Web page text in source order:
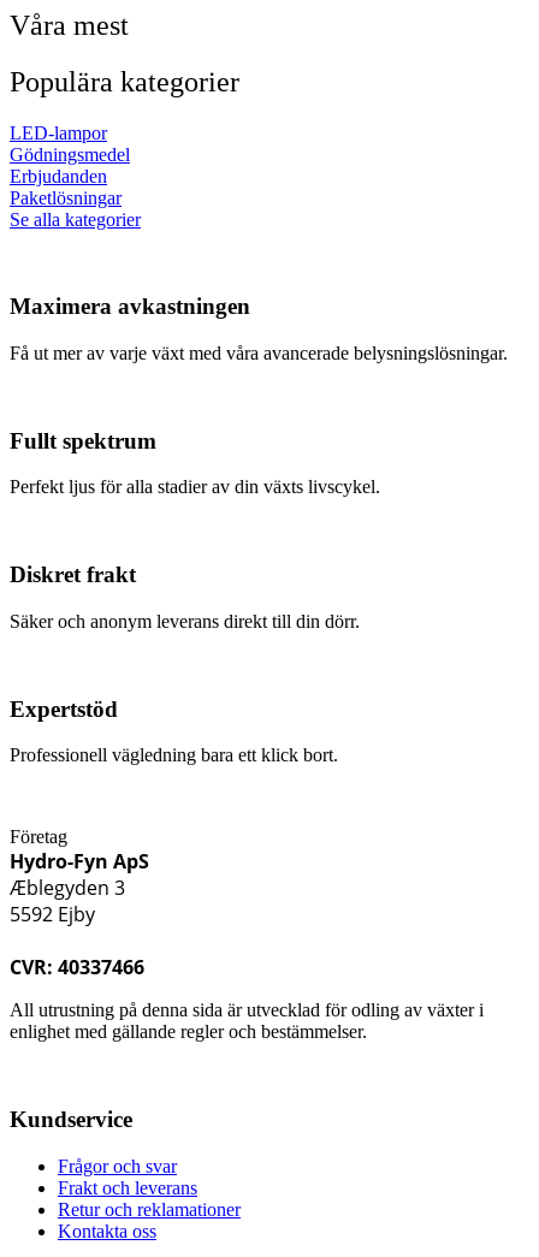
Våra mest
Populära kategorier
LED-lampor
Gödningsmedel
Erbjudanden
Paketlösningar
Se alla kategorier
Maximera avkastningen
Få ut mer av varje växt med våra avancerade belysningslösningar.
Fullt spektrum
Perfekt ljus för alla stadier av din växts livscykel.
Diskret frakt
Säker och anonym leverans direkt till din dörr.
Expertstöd
Professionell vägledning bara ett klick bort.
Företag
Hydro-Fyn ApS
Æblegyden 3
5592 Ejby
CVR: 40337466
All utrustning på denna sida är utvecklad för odling av växter i
enlighet med gällande regler och bestämmelser.
Kundservice
Frågor och svar
Frakt och leverans
Retur och reklamationer
Kontakta oss